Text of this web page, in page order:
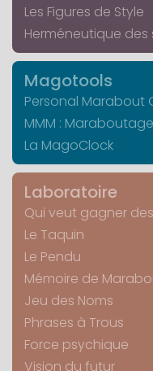
Les Figures de Style
Herméneutique des
Magotools
Personal Marabout
MMM :
La MagoClock
Laboratoire
Qui veut gagner
Le Taquin
Le Pendu
Mémoire de
Jeu des Noms
Phrases à Trous
Force psychique
Vision du futur